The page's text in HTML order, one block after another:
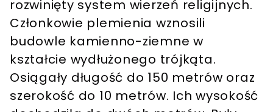
rozwinięty system wierzeń religijnych.
Członkowie plemienia wznosili
budowle kamienno-ziemne w
kształcie wydłużonego trójkąta.
Osiągały długość do 150 metrów oraz
szerokość do 10 metrów. Ich wysokość